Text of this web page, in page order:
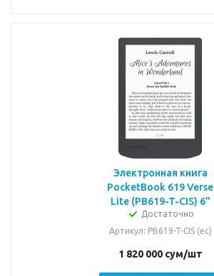
Электронная книга
PocketBook 619 Verse
Lite (PB619-T-CIS) 6”
Достаточно
Артикул: PB619-T-CIS (ec)
1 820 000сум/шт